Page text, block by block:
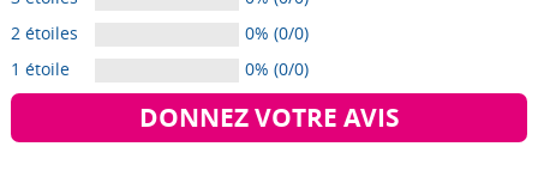
2 étoiles
0% (0/0)
1 étoile
0% (0/0)
DONNEZ VOTRE AVIS